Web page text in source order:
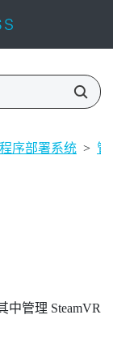
序部署系统 > 管
中管理 SteamVR